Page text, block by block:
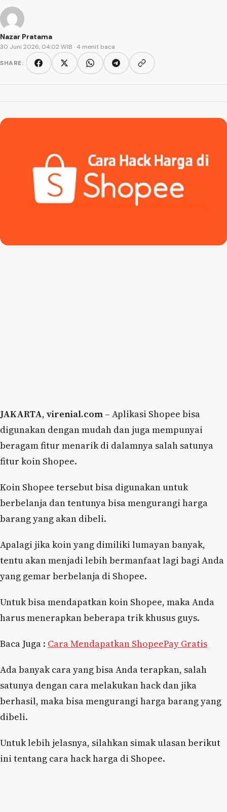
Nazar Pratama
30 Juni 2026, 04:02 WIB · 4 menit baca
SHARE:
FacebookTwitter/XWhatsAppTelegramCopy link
JAKARTA, virenial.com – Aplikasi Shopee bisa
digunakan dengan mudah dan juga mempunyai
beragam fitur menarik di dalamnya salah satunya
fitur koin Shopee.
Koin Shopee tersebut bisa digunakan untuk
berbelanja dan tentunya bisa mengurangi harga
barang yang akan dibeli.
Apalagi jika koin yang dimiliki lumayan banyak,
tentu akan menjadi lebih bermanfaat lagi bagi Anda
yang gemar berbelanja di Shopee.
Untuk bisa mendapatkan koin Shopee, maka Anda
harus menerapkan beberapa trik khusus guys.
Baca Juga : Cara Mendapatkan ShopeePay Gratis
Ada banyak cara yang bisa Anda terapkan, salah
satunya dengan cara melakukan hack dan jika
berhasil, maka bisa mengurangi harga barang yang
dibeli.
Untuk lebih jelasnya, silahkan simak ulasan berikut
ini tentang cara hack harga di Shopee.